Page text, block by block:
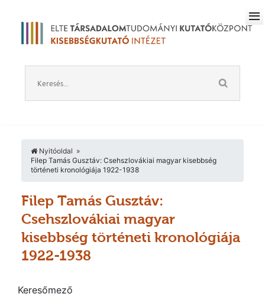
Nyitóoldal
Filep Tamás Gusztáv: Csehszlovákiai magyar kisebbség
történeti kronológiája 1922-1938
Filep Tamás Gusztáv:
Csehszlovákiai magyar
kisebbség történeti kronológiája
1922-1938
Keresőmező